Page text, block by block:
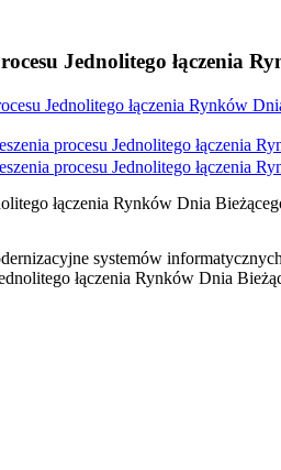
Jednolitego łączenia
Jednolitego łączenia Rynków
procesu Jednolitego łączenia
procesu Jednolitego łączenia
łączenia Rynków Dnia
systemów
łączenia Rynków Dnia